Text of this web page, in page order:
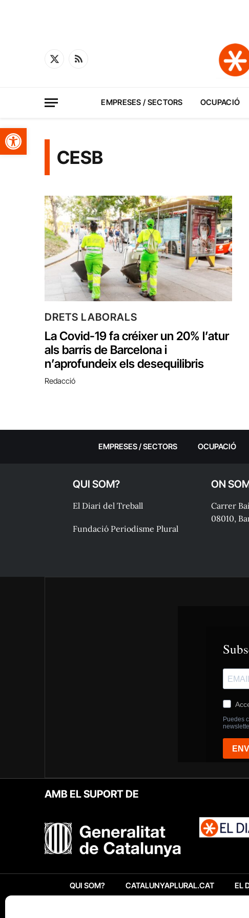
Obre la barra d'eines
X
RSS
EMPRESES / SECTORS OCUPACIÓ
CESB
DRETS LABORALS
La Covid-19 fa créixer un 20% l’atur
als barris de Barcelona i
n’aprofundeix els desequilibris
Redacció
EMPRESES / SECTORS OCUPACIÓ
QUI SOM?
El Diari del Treball
Fundació Periodisme Plural
ON
Carrer
08010,
AMB EL SUPORT DE
QUI SOM? CATALUNYAPLURAL.CAT EL